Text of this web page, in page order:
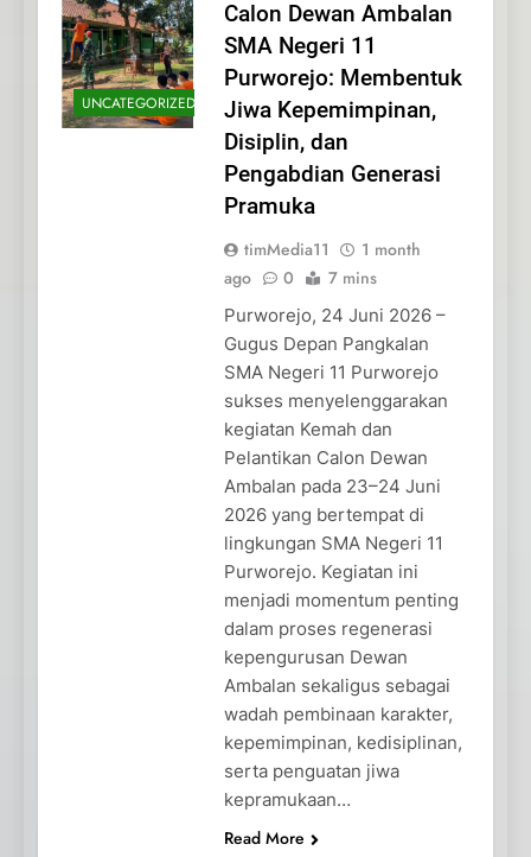
UNCATEGORIZED
Calon Dewan Ambalan
SMA Negeri 11
Purworejo: Membentuk
Jiwa Kepemimpinan,
Disiplin, dan
Pengabdian Generasi
Pramuka
timMedia11
1 month
ago
0 7 mins
Purworejo, 24 Juni 2026 –
Gugus Depan Pangkalan
SMA Negeri 11 Purworejo
sukses menyelenggarakan
kegiatan Kemah dan
Pelantikan Calon Dewan
Ambalan pada 23–24 Juni
2026 yang bertempat di
lingkungan SMA Negeri 11
Purworejo. Kegiatan ini
menjadi momentum penting
dalam proses regenerasi
kepengurusan Dewan
Ambalan sekaligus sebagai
wadah pembinaan karakter,
kepemimpinan, kedisiplinan,
serta penguatan jiwa
kepramukaan…
Read More